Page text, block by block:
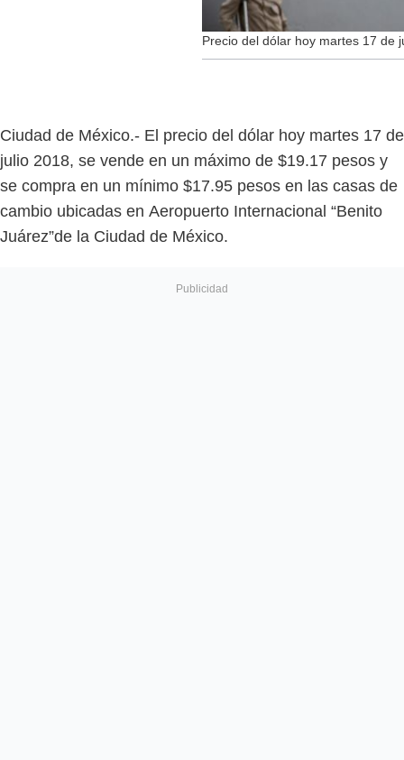
Precio del dólar hoy martes 17 de
Ciudad de México.- El precio del dólar hoy martes 17 de
julio 2018, se vende en un máximo de $19.17 pesos y
se compra en un mínimo $17.95 pesos en las casas de
cambio ubicadas en Aeropuerto Internacional “Benito
Juárez”de la Ciudad de México.